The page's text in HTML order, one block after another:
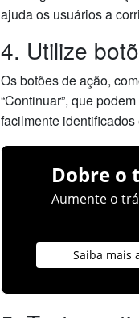
ajuda os usuários a
4. Utilize
Os botões de ação,
“Continuar”, que
facilmente
Dobre o
Aumente o
Saiba mais